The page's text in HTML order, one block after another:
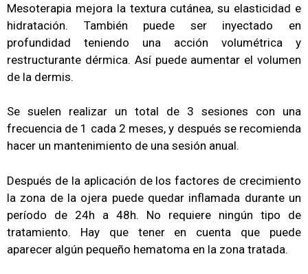
Mesoterapia mejora la textura cutánea, su elasticidad e
hidratación. También puede ser inyectado en
profundidad teniendo una acción volumétrica y
restructurante dérmica. Así puede aumentar el volumen
de la dermis.
Se suelen realizar un total de 3 sesiones con una
frecuencia de 1 cada 2 meses, y después se recomienda
hacer un mantenimiento de una sesión anual.
Después de la aplicación de los factores de crecimiento
la zona de la ojera puede quedar inflamada durante un
período de 24h a 48h. No requiere ningún tipo de
tratamiento. Hay que tener en cuenta que puede
aparecer algún pequeño hematoma en la zona tratada.